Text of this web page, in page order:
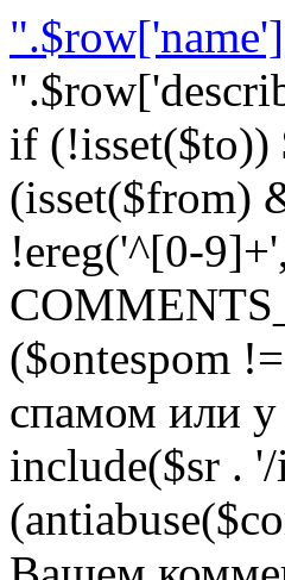
if (!isset($to))
(isset($from)
!ereg('^[0-
($ontespom
спамом или
include($sr .